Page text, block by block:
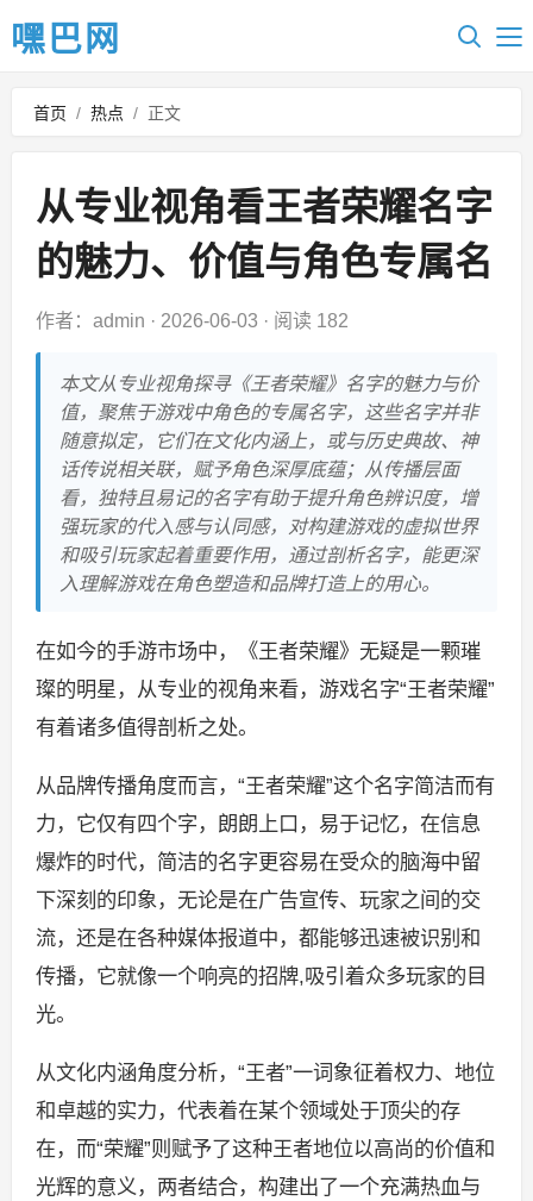
嘿巴网
首页 / 热点 / 正文
从专业视角看王者荣耀名字
的魅力、价值与角色专属名
作者：admin · 2026-06-03 · 阅读 182
本文从专业视角探寻《王者荣耀》名字的魅力与价
值，聚焦于游戏中角色的专属名字，这些名字并非
随意拟定，它们在文化内涵上，或与历史典故、神
话传说相关联，赋予角色深厚底蕴；从传播层面
看，独特且易记的名字有助于提升角色辨识度，增
强玩家的代入感与认同感，对构建游戏的虚拟世界
和吸引玩家起着重要作用，通过剖析名字，能更深
入理解游戏在角色塑造和品牌打造上的用心。
在如今的手游市场中，《王者荣耀》无疑是一颗璀
璨的明星，从专业的视角来看，游戏名字“王者荣耀”
有着诸多值得剖析之处。
从品牌传播角度而言，“王者荣耀”这个名字简洁而有
力，它仅有四个字，朗朗上口，易于记忆，在信息
爆炸的时代，简洁的名字更容易在受众的脑海中留
下深刻的印象，无论是在广告宣传、玩家之间的交
流，还是在各种媒体报道中，都能够迅速被识别和
传播，它就像一个响亮的招牌,吸引着众多玩家的目
光。
从文化内涵角度分析，“王者”一词象征着权力、地位
和卓越的实力，代表着在某个领域处于顶尖的存
在，而“荣耀”则赋予了这种王者地位以高尚的价值和
光辉的意义，两者结合，构建出了一个充满热血与